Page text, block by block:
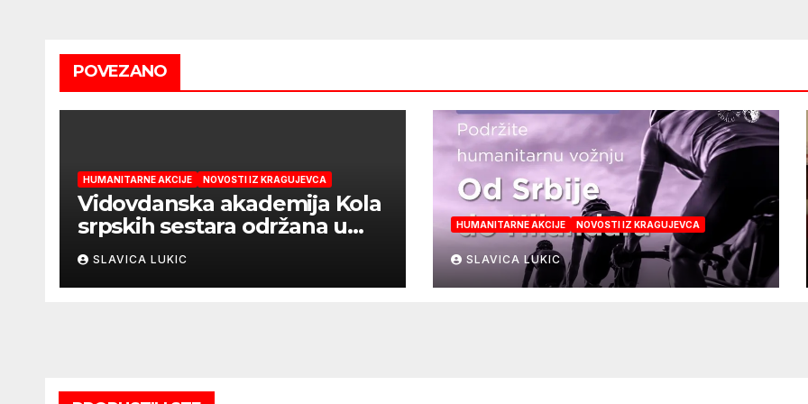
POVEZANO
HUMANITARNE AKCIJE NOVOSTI IZ KRAGUJEVCA
Vidovdanska akademija Kola
srpskih sestara održana u
Kragujevcu
SLAVICA LUKIC
HUMANITARNE AKCIJE NOVOSTI IZ KRAGUJEVCA
SLAVICA LUKIC